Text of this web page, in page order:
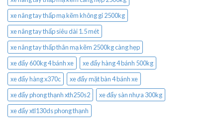
xe nâng tay thấp mạ kẽm không gỉ 2500kg
xe nâng tay thấp siêu dài 1.5 mét
xe nâng tay thấp thân mạ kẽm 2500kg càng hẹp
xe đẩy 600kg 4 bánh xe
xe đẩy hàng 4 bánh 500kg
xe đẩy hàng x370c
xe đẩy mặt bàn 4 bánh xe
xe đẩy phong thạnh xth250s2
xe đẩy sàn nhựa 300kg
xe đẩy xtl130ds phong thạnh